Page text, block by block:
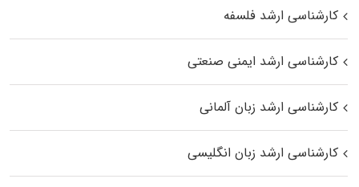
کارشناسی ارشد فلسفه
کارشناسی ارشد ایمنی صنعتی
کارشناسی ارشد زبان آلمانی
کارشناسی ارشد زبان انگلیسی